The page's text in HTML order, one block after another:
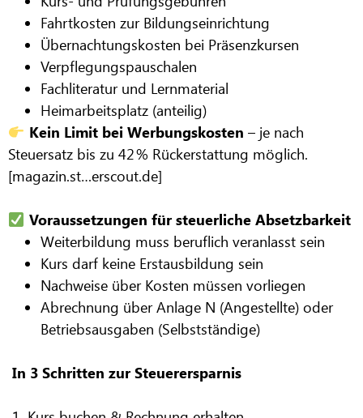
Fahrtkosten zur Bildungseinrichtung
Übernachtungskosten bei Präsenzkursen
Verpflegungspauschalen
Fachliteratur und Lernmaterial
Heimarbeitsplatz (anteilig)
Kein Limit bei Werbungskosten – je nach
Steuersatz bis zu 42% Rückerstattung möglich.
[magazin.st…erscout.de]
Voraussetzungen für steuerliche Absetzbarkeit
Weiterbildung muss beruflich veranlasst sein
Kurs darf keine Erstausbildung sein
Nachweise über Kosten müssen vorliegen
Abrechnung über Anlage N (Angestellte) oder
Betriebsausgaben (Selbstständige)
In 3 Schritten zur Steuerersparnis